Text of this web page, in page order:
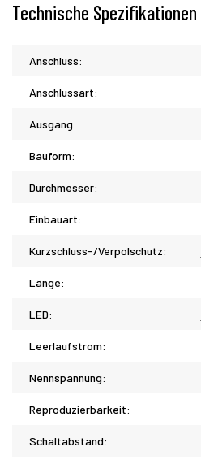
Technische Spezifikationen
Anschluss:
Anschlussart:
Ausgang:
Bauform:
Durchmesser:
Einbauart:
Kurzschluss-/Verpolschutz:
Länge:
LED:
Leerlaufstrom:
Nennspannung:
Reproduzierbarkeit:
Schaltabstand: